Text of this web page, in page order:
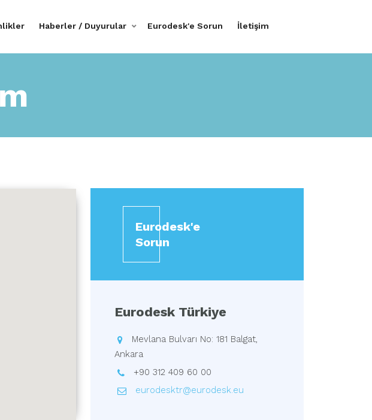
Haberler / Duyurular Eurodesk'e Sorun İletişim
Eurodesk'e
Sorun
Eurodesk Türkiye
Mevlana Bulvarı No: 181 Balgat,
Ankara
+90 312 409 60 00
eurodesktr@eurodesk.eu